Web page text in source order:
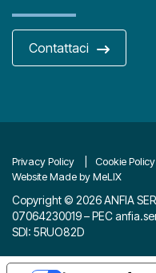
Contattaci
Privacy Policy Cookie Policy
Website Made by MeLIX
Copyright © 2026 ANFIA
07064230019 – PEC
SDI: 5RUO82D